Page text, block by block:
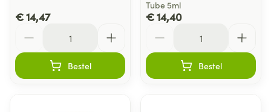
€ 14,47
Bestel
Tube 5ml
€ 14,40
Bestel